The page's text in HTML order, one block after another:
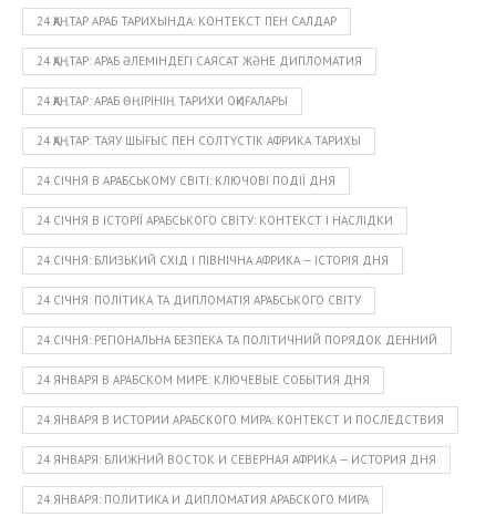
24 ҚАҢТАР АРАБ ТАРИХЫНДА: КОНТЕКСТ ПЕН САЛДАР
24 ҚАҢТАР: АРАБ ӘЛЕМІНДЕГІ САЯСАТ ЖӘНЕ ДИПЛОМАТИЯ
24 ҚАҢТАР: АРАБ ӨҢІРІНІҢ ТАРИХИ ОҚИҒАЛАРЫ
24 ҚАҢТАР: ТАЯУ ШЫҒЫС ПЕН СОЛТҮСТІК АФРИКА ТАРИХЫ
24 СІЧНЯ В АРАБСЬКОМУ СВІТІ: КЛЮЧОВІ ПОДІЇ ДНЯ
24 СІЧНЯ В ІСТОРІЇ АРАБСЬКОГО СВІТУ: КОНТЕКСТ І НАСЛІДКИ
24 СІЧНЯ: БЛИЗЬКИЙ СХІД І ПІВНІЧНА АФРИКА — ІСТОРІЯ ДНЯ
24 СІЧНЯ: ПОЛІТИКА ТА ДИПЛОМАТІЯ АРАБСЬКОГО СВІТУ
24 СІЧНЯ: РЕГІОНАЛЬНА БЕЗПЕКА ТА ПОЛІТИЧНИЙ ПОРЯДОК ДЕННИЙ
24 ЯНВАРЯ В АРАБСКОМ МИРЕ: КЛЮЧЕВЫЕ СОБЫТИЯ ДНЯ
24 ЯНВАРЯ В ИСТОРИИ АРАБСКОГО МИРА: КОНТЕКСТ И ПОСЛЕДСТВИЯ
24 ЯНВАРЯ: БЛИЖНИЙ ВОСТОК И СЕВЕРНАЯ АФРИКА — ИСТОРИЯ ДНЯ
24 ЯНВАРЯ: ПОЛИТИКА И ДИПЛОМАТИЯ АРАБСКОГО МИРА